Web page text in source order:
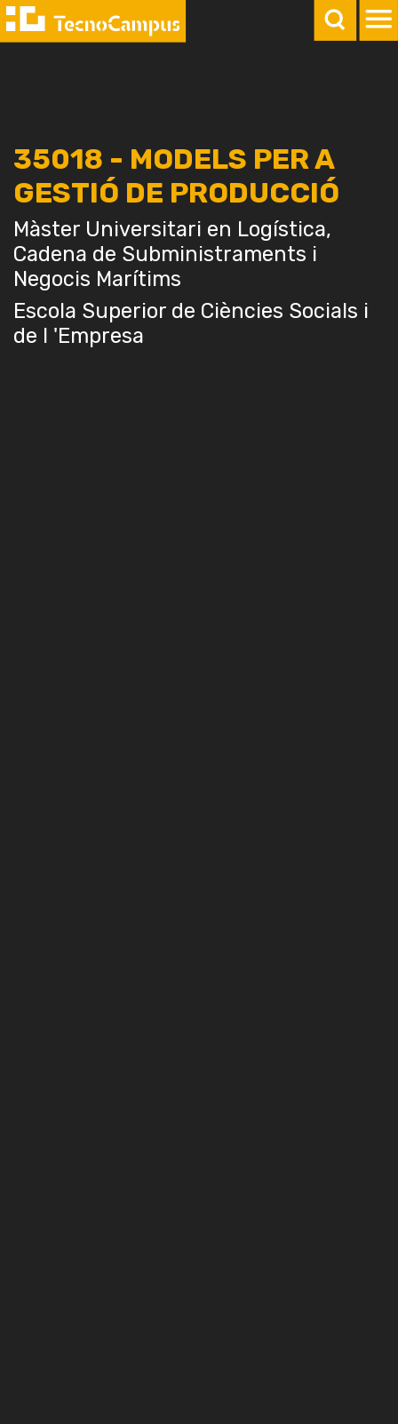
35018 - MODELS PER A
GESTIÓ DE PRODUCCIÓ
Màster Universitari en Logística,
Cadena de Subministraments i
Negocis Marítims
Escola Superior de Ciències Socials i
de l 'Empresa